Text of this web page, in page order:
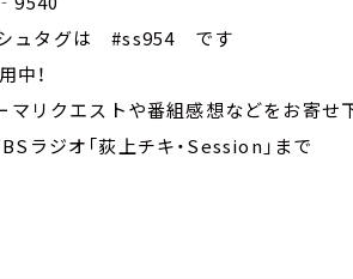
ュタグは #ss954 です
中！
マリクエストや番組感想などをお寄せ
ラジオ「荻上チキ・Session」まで